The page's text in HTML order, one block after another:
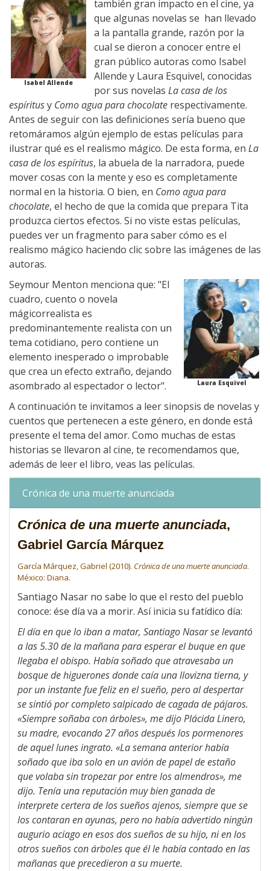
Isabel Allende
también gran impacto en el cine, ya
que algunas novelas se han llevado
a la pantalla grande, razón por la
cual se dieron a conocer entre el
gran público autoras como Isabel
Allende y Laura Esquivel, conocidas
por sus novelas La casa de los
espíritusy Como agua para chocolate respectivamente.
Antes de seguir con las definiciones sería bueno que
retomáramos algún ejemplo de estas películas para
ilustrar qué es el realismo mágico. De esta forma, en La
casa de los espíritus, la abuela de la narradora, puede
mover cosas con la mente y eso es completamente
normal en la historia. O bien, en Como agua para
chocolate, el hecho de que la comida que prepara Tita
produzca ciertos efectos. Si no viste estas películas,
puedes ver un fragmento para saber cómo es el
realismo mágico haciendo clic sobre las imágenes de las
autoras.
Laura Esquivel
Seymour Menton menciona que: "El
cuadro, cuento o novela
mágicorrealista es
predominantemente realista con un
tema cotidiano, pero contiene un
elemento inesperado o improbable
que crea un efecto extraño, dejando
asombrado al espectador o lector".
A continuación te invitamos a leer sinopsis de novelas y
cuentos que pertenecen a este género, en donde está
presente el tema del amor. Como muchas de estas
historias se llevaron al cine, te recomendamos que,
además de leer el libro, veas las películas.
Crónica de una muerte anunciada
Crónica de una muerte anunciada,
Gabriel García Márquez
García Márquez, Gabriel (2010). Crónica de una muerte anunciada.
México: Diana.
Santiago Nasar no sabe lo que el resto del pueblo
conoce: ése día va a morir. Así inicia su fatídico día:
El día en que lo iban a matar, Santiago Nasar se levantó
a las 5.30 de la mañana para esperar el buque en que
llegaba el obispo. Había soñado que atravesaba un
bosque de higuerones donde caía una llovizna tierna, y
por un instante fue feliz en el sueño, pero al despertar
se sintió por completo salpicado de cagada de pájaros.
«Siempre soñaba con árboles», me dijo Plácida Linero,
su madre, evocando 27 años después los pormenores
de aquel lunes ingrato. «La semana anterior había
soñado que iba solo en un avión de papel de estaño
que volaba sin tropezar por entre los almendros», me
dijo. Tenía una reputación muy bien ganada de
interprete certera de los sueños ajenos, siempre que se
los contaran en ayunas, pero no había advertido ningún
augurio aciago en esos dos sueños de su hijo, ni en los
otros sueños con árboles que él le había contado en las
mañanas que precedieron a su muerte.